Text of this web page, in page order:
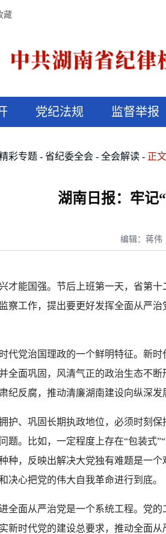
藏
党纪法规 监督举报
彩专题 省纪委全会 全会解读 正文
湖南日报：牢记
编辑：蒋伟
才能国强。节后上班第一天，省第十
察工作，提出要更好发挥全面从严
代党治国理政的一个鲜明特征。新
全面巩固，风清气正的政治生态不
纪反腐，推动清廉湖南建设向纵深
护、巩固长期执政地位，必须时刻
题。比如，一定程度上存在“包装式
，反映出解决大党独有难题是一个
决心把党的伟大自我革命进行到底。
全面从严治党是一个系统工程。党
新时代党的建设总要求，推动全面